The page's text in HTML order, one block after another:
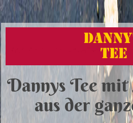
Dannys Tee mit
aus der